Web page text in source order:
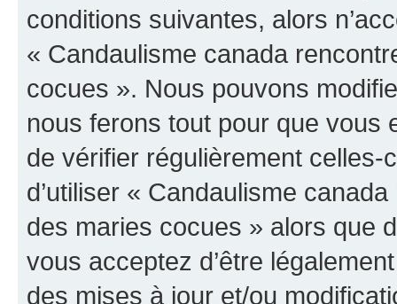
conditions suivantes, alors
« Candaulisme canada
cocues ». Nous pouvons
nous ferons tout pour que vous
de vérifier régulièrement
d’utiliser « Candaulisme
des maries cocues » alors que
vous acceptez d’être
des mises à jour et/ou